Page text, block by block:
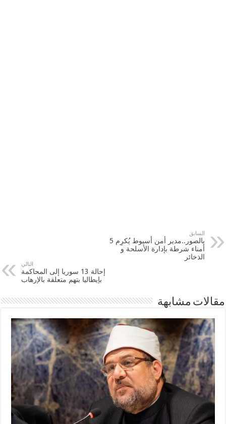
السابق
بالصور..مدير أمن أسيوط يُكرِم 5
أمناء شرطة بإدارة الأسلحة و
الذخائر
التالي
إحالة 13 سوريا إلى المحاكمة
بإيطاليا بتهم متعلقة بالإرهاب
مقالات مشابهة